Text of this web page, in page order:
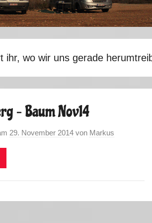
ihr, wo wir uns gerade
– Baum Nov14
29. November 2014 von Markus